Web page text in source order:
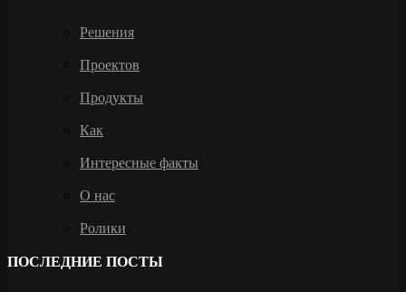
Решения
Проектов
Продукты
Как
Интересные факты
О нас
Ролики
ПОСЛЕДНИЕ ПОСТЫ